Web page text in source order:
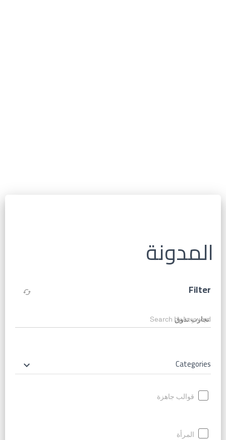
المدونة
Filter
cached
Search by keyword
Categories
keyboard_arrow_down
قوالب جاهزة
المرأة